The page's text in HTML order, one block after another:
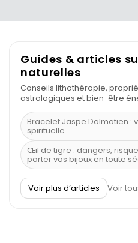
Guides & articles
naturelles
Conseils lithothérapie,
astrologiques et bien-être
Bracelet Jaspe Dalmatien :
spirituelle
Œil de tigre : dangers,
porter vos bijoux en toute
À quel poignet porter un
Découvrez le scorpion et
Voir plus d’articles Voir